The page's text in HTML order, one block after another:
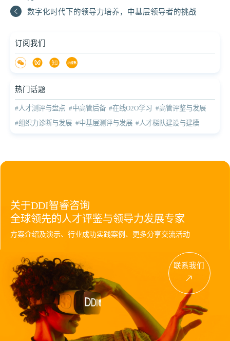
数字化时代下的领导力培养，中基层领导者的挑战
订阅我们
热门话题
#人才测评与盘点 #中高管后备 #在线O2O学习 #高管评鉴与发展
#组织力诊断与发展 #中基层测评与发展 #人才梯队建设与建模
关于DDI智睿咨询
全球领先的人才评鉴与领导力发展专家
方案介绍及演示、行业成功实践案例、更多分享交流活动
联系我们